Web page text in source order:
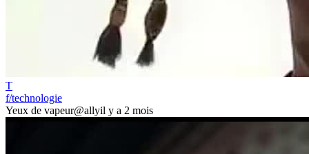
T
f/technologie
Yeux de vapeur@allyil y a 2 mois